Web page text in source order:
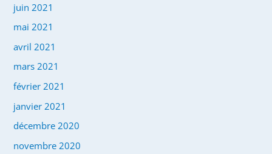
juin 2021
mai 2021
avril 2021
mars 2021
février 2021
janvier 2021
décembre 2020
novembre 2020